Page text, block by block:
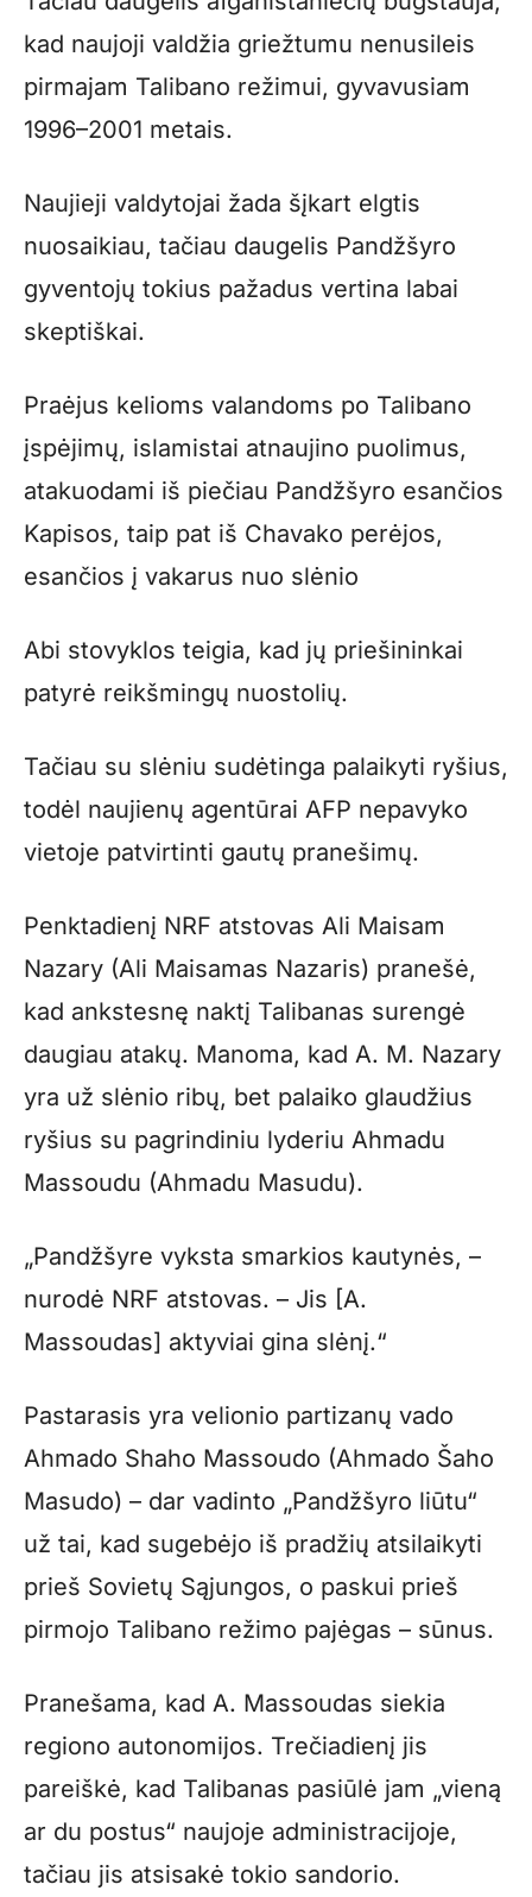
kad naujoji valdžia griežtumu nenusileis
pirmajam Talibano režimui, gyvavusiam
1996–2001 metais.
Naujieji valdytojai žada šįkart elgtis
nuosaikiau, tačiau daugelis Pandžšyro
gyventojų tokius pažadus vertina labai
skeptiškai.
Praėjus kelioms valandoms po Talibano
įspėjimų, islamistai atnaujino puolimus,
atakuodami iš piečiau Pandžšyro esančios
Kapisos, taip pat iš Chavako perėjos,
esančios į vakarus nuo slėnio
Abi stovyklos teigia, kad jų priešininkai
patyrė reikšmingų nuostolių.
Tačiau su slėniu sudėtinga palaikyti ryšius,
todėl naujienų agentūrai AFP nepavyko
vietoje patvirtinti gautų pranešimų.
Penktadienį NRF atstovas Ali Maisam
Nazary (Ali Maisamas Nazaris) pranešė,
kad ankstesnę naktį Talibanas surengė
daugiau atakų. Manoma, kad A. M. Nazary
yra už slėnio ribų, bet palaiko glaudžius
ryšius su pagrindiniu lyderiu Ahmadu
Massoudu (Ahmadu Masudu).
„Pandžšyre vyksta smarkios kautynės, –
nurodė NRF atstovas. – Jis [A.
Massoudas] aktyviai gina slėnį.“
Pastarasis yra velionio partizanų vado
Ahmado Shaho Massoudo (Ahmado Šaho
Masudo) – dar vadinto „Pandžšyro liūtu“
už tai, kad sugebėjo iš pradžių atsilaikyti
prieš Sovietų Sąjungos, o paskui prieš
pirmojo Talibano režimo pajėgas – sūnus.
Pranešama, kad A. Massoudas siekia
regiono autonomijos. Trečiadienį jis
pareiškė, kad Talibanas pasiūlė jam „vieną
ar du postus“ naujoje administracijoje,
tačiau jis atsisakė tokio sandorio.